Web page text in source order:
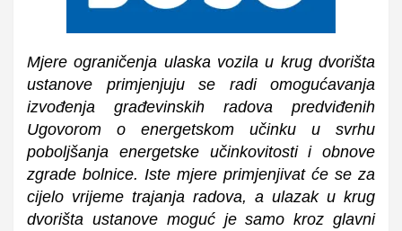
Mjere ograničenja ulaska vozila u krug dvorišta
ustanove primjenjuju se radi omogućavanja
izvođenja građevinskih radova predviđenih
Ugovorom o energetskom učinku u svrhu
poboljšanja energetske učinkovitosti i obnove
zgrade bolnice. Iste mjere primjenjivat će se za
cijelo vrijeme trajanja radova, a ulazak u krug
dvorišta ustanove moguć je samo kroz glavni